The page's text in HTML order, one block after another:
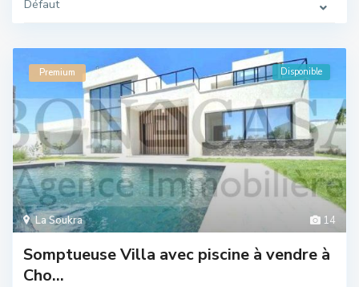
Défaut
14
La Soukra
Premium Disponible
Somptueuse Villa avec piscine à vendre à
Cho...